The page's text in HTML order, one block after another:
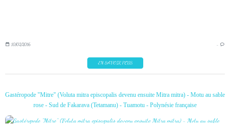
10/02/2016 …
EN SAVOIR PLUS
Gastéropode "Mitre" (Voluta mitra episcopalis devenu ensuite Mitra mitra) - Motu au sable
rose - Sud de Fakarava (Tetamanu) - Tuamotu - Polynésie française